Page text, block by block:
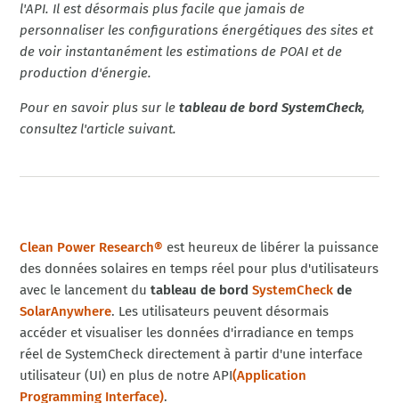
l'API. Il est désormais plus facile que jamais de
personnaliser les configurations énergétiques des sites et
de voir instantanément les estimations de POAI et de
production d'énergie.
Pour en savoir plus sur letableau de bord SystemCheck,
consultez l'article suivant.
Clean Power Research® est heureux de libérer la puissance
des données solaires en temps réel pour plus d'utilisateurs
avec le lancement du tableau de bord SystemCheck de
SolarAnywhere. Les utilisateurs peuvent désormais
accéder et visualiser les données d'irradiance en temps
réel de SystemCheck directement à partir d'une interface
utilisateur (UI) en plus de notre API(Application
Programming Interface).